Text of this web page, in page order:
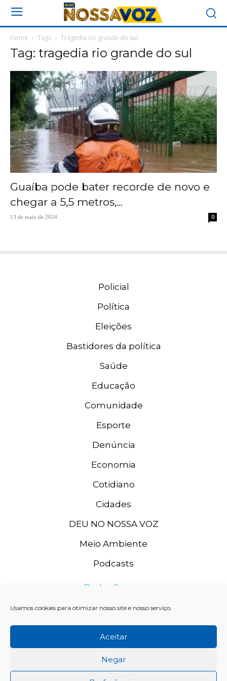
Usamos cookies para otimizar nosso site e nosso serviço.
Aceitar
Negar
Home Tags Tragedia rio grande do sul
Tag: tragedia rio grande do sul
Guaíba pode bater recorde de novo e
chegar a 5,5 metros,...
13 de maio de 2024 0
Policial
Política
Eleições
Bastidores da política
Saúde
Educação
Comunidade
Esporte
Denúncia
Economia
Cotidiano
Cidades
DEU NO NOSSA VOZ
Meio Ambiente
Podcasts
Redes Sociais